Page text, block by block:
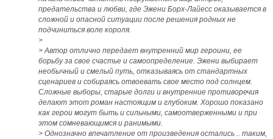
предательства и любви, где Эжени Борх-Лайесс оказывается в
сложной и опасной ситуации после решения родных не
подчиниться воле короля.
>
> Автор отлично передает внутренний мир героини, ее
борьбу за свое счастье и самоопределение. Эжени выбирает
необычный и смелый путь, отказываясь от стандартных
сценариев и собираясь отвоевать свое место под солнцем.
Сложные выборы, старые долги и внутренние противоречия
делают этот роман настоящим и глубоким. Хорошо показано
как герои могут быть и сильными, самоотверженными и при
этом сомневающимся и ранимыми.
> Однозначно впечатление от произведения остались .. таким,